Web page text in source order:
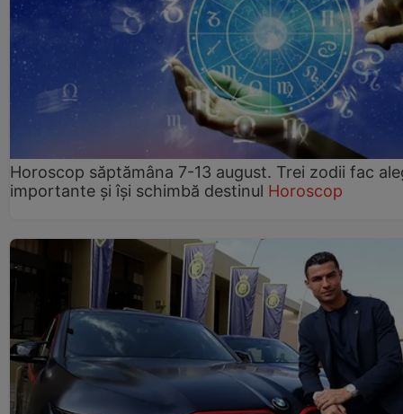
Horoscop săptămâna 7-13 august. Trei zodii fac
importante și își schimbă destinul Horoscop